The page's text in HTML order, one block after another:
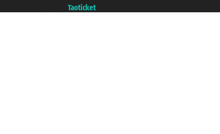
Taoticket